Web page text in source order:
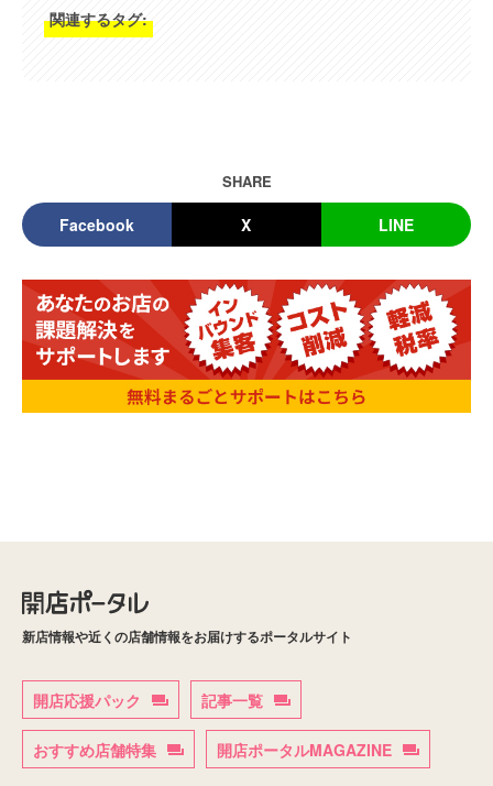
関連するタグ:
SHARE
Facebook X LINE
新店情報や近くの店舗情報をお届けするポータルサイト
開店応援パック 記事一覧
おすすめ店舗特集 開店ポータルMAGAZINE